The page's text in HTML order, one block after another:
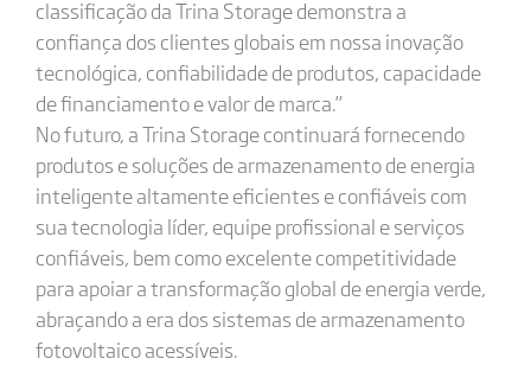
classificação da Trina Storage demonstra a
confiança dos clientes globais em nossa inovação
tecnológica, confiabilidade de produtos, capacidade
de financiamento e valor de marca.”
No futuro, a Trina Storage continuará fornecendo
produtos e soluções de armazenamento de energia
inteligente altamente eficientes e confiáveis com
sua tecnologia líder, equipe profissional e serviços
confiáveis, bem como excelente competitividade
para apoiar a transformação global de energia verde,
abraçando a era dos sistemas de armazenamento
fotovoltaico acessíveis.